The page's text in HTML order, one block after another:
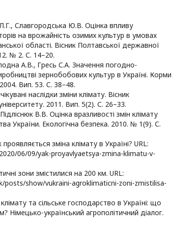
Славгородська Ю.В. Оцінка впливу
на врожайність озимих культур в умовах
області. Вісник Полтавської державної
№ 2. С. 14–20.
А.В., Гресь С.А. Значення погодно-
зернобобових культур в Україні. Корми
Вип. 53. С. 38–48.
наслідки зміни клімату. Вісник
2011. Вип. 5(2). С. 26–33.
В.В. Оцінка вразливості змін клімату
України. Екологічна безпека. 2010. № 1(9). С.
зміна клімату в Україні? URL:
06/09/yak-proyavlyaetsya-zmina-klimatu-v-
зони змістилися на 200 км. URL:
posts/show/vukraini-agroklimaticni-zoni-zmistilisa-
та сільське господарство в Україні: що
Німецько-український агрополітичний діалог.